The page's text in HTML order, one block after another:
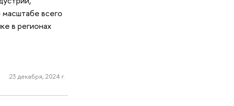
всего
в регионах
23 декабря, 2024 г.